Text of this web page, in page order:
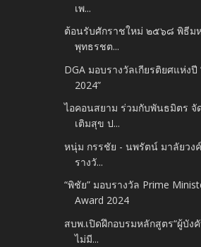
เพ...
ต้อนรับศักราชใหม่ ๒๕๖๘ พิธีม
พุทธรชต...
DGA มอบรางวัลเกียรติยศแห่งปี
2024”
ไอคอนสยาม ร่วมกับพันธมิตร จั
เติมสุข ป...
หนุ่ม กรรชัย - นพรัตน์ มาลัยวง
รางวั...
“พิชัย” มอบรางวัล Prime
Award 2024
สบพ.เปิดฝึกอบรมหลักสูตร“ผู้บัง
ไม่มี...